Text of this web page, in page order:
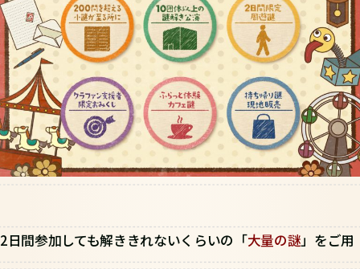
2日間参加しても解ききれないくらいの「大量の謎」をご用